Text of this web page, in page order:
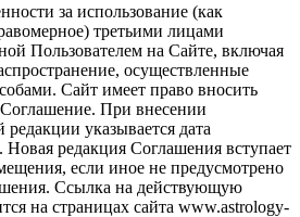
за использование (как
третьими лицами
Пользователем на Сайте, включая
осуществленные
Сайт имеет право вносить
При внесении
указывается дата
Новая редакция Соглашения вступает
если иное не предусмотрено
Ссылка на действующую
на страницах сайта www.astrology-